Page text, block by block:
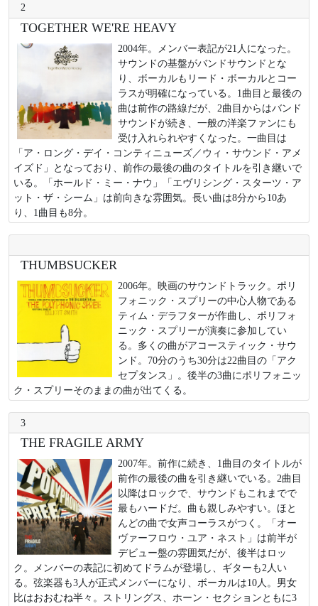
2
TOGETHER WE'RE HEAVY
2004年。メンバー表記が21人になった。
サウンドの基盤がバンドサウンドとな
り、ボーカルもリード・ボーカルとコー
ラスが明確になっている。1曲目と最後の
曲は前作の路線だが、2曲目からはバンド
サウンドが続き、一般の洋楽ファンにも
受け入れられやすくなった。一曲目は
「ア・ロング・デイ・コンティニューズ／ウィ・サウンド・アメ
イズド」となっており、前作の最後の曲のタイトルを引き継いで
いる。「ホールド・ミー・ナウ」「エヴリシング・スターツ・ア
ット・ザ・シーム」は前向きな雰囲気。長い曲は8分から10あ
り、1曲目も8分。
THUMBSUCKER
2006年。映画のサウンドトラック。ポリ
フォニック・スプリーの中心人物である
ティム・デラフターが作曲し、ポリフォ
ニック・スプリーが演奏に参加してい
る。多くの曲がアコースティック・サウ
ンド。70分のうち30分は22曲目の「アク
セプタンス」。後半の3曲にポリフォニッ
ク・スプリーそのままの曲が出てくる。
3
THE FRAGILE ARMY
2007年。前作に続き、1曲目のタイトルが
前作の最後の曲を引き継いでいる。2曲目
以降はロックで、サウンドもこれまでで
最もハードだ。曲も親しみやすい。ほと
んどの曲で女声コーラスがつく。「オー
ヴァーフロウ・ユア・ネスト」は前半が
デビュー盤の雰囲気だが、後半はロッ
ク。メンバーの表記に初めてドラムが登場し、ギターも2人い
る。弦楽器も3人が正式メンバーになり、ボーカルは10人。男女
比はおおむね半々。ストリングス、ホーン・セクションともに3